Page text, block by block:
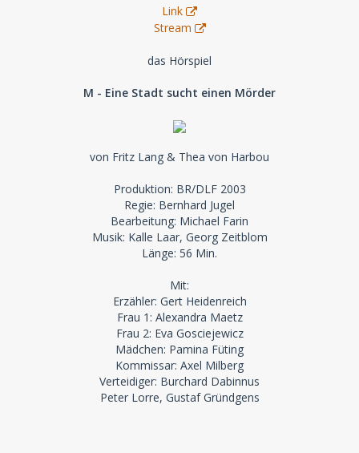
Link
Stream
das Hörspiel
M - Eine Stadt sucht einen Mörder
von Fritz Lang & Thea von Harbou
Produktion: BR/DLF 2003
Regie: Bernhard Jugel
Bearbeitung: Michael Farin
Musik: Kalle Laar, Georg Zeitblom
Länge: 56 Min.
Mit:
Erzähler: Gert Heidenreich
Frau 1: Alexandra Maetz
Frau 2: Eva Gosciejewicz
Mädchen: Pamina Füting
Kommissar: Axel Milberg
Verteidiger: Burchard Dabinnus
Peter Lorre, Gustaf Gründgens